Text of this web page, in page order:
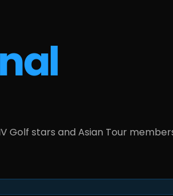
Golf stars and Asian Tour